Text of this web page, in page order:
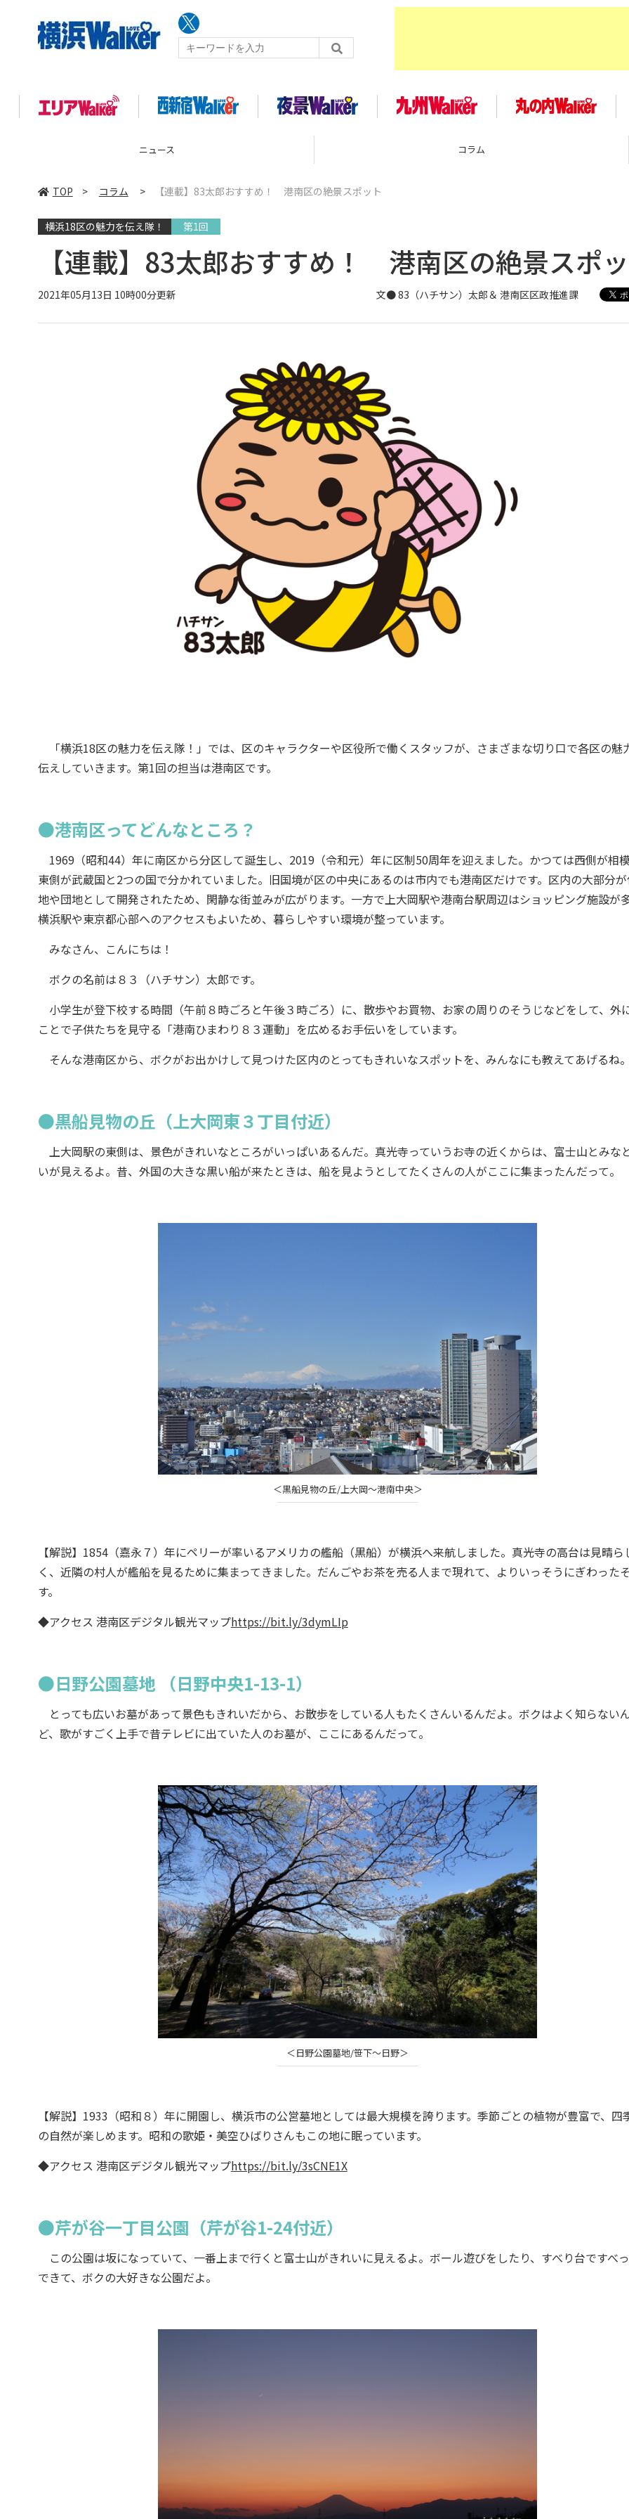
コラム
TOP > コラム > 【連載】83太郎おすすめ！ 港南区の絶景スポット
横浜18区の魅力を伝え隊！ 第1回
【連載】83太郎おすすめ！ 港南区の絶景スポ
2021年05月13日 10時00分更新 文● 83（ハチサン）太郎＆ 港南区区政推進課
「横浜18区の魅力を伝え隊！」では、区のキャラクターや区役所で働くスタッフが、さまざまな切り口で各区の魅
伝えしていきます。第1回の担当は港南区です。
●港南区ってどんなところ？
1969（昭和44）年に南区から分区して誕生し、2019（令和元）年に区制50周年を迎えました。かつては西側が相
東側が武蔵国と2つの国で分かれていました。旧国境が区の中央にあるのは市内でも港南区だけです。区内の大部分
地や団地として開発されたため、閑静な街並みが広がります。一方で上大岡駅や港南台駅周辺はショッピング施設が
横浜駅や東京都心部へのアクセスもよいため、暮らしやすい環境が整っています。
みなさん、こんにちは！
ボクの名前は８３（ハチサン）太郎です。
小学生が登下校する時間（午前８時ごろと午後３時ごろ）に、散歩やお買物、お家の周りのそうじなどをして、外
ことで子供たちを見守る「港南ひまわり８３運動」を広めるお手伝いをしています。
そんな港南区から、ボクがお出かけして見つけた区内のとってもきれいなスポットを、みんなにも教えてあげるね
●黒船見物の丘（上大岡東３丁目付近）
上大岡駅の東側は、景色がきれいなところがいっぱいあるんだ。真光寺っていうお寺の近くからは、富士山とみな
いが見えるよ。昔、外国の大きな黒い船が来たときは、船を見ようとしてたくさんの人がここに集まったんだって。
＜黒船見物の丘/上大岡～港南中央＞
【解説】1854（嘉永７）年にペリーが率いるアメリカの艦船（黒船）が横浜へ来航しました。真光寺の高台は見晴ら
く、近隣の村人が艦船を見るために集まってきました。だんごやお茶を売る人まで現れて、よりいっそうにぎわった
す。
◆アクセス 港南区デジタル観光マップhttps://bit.ly/3dymLIp
●日野公園墓地 （日野中央1-13-1）
とっても広いお墓があって景色もきれいだから、お散歩をしている人もたくさんいるんだよ。ボクはよく知らない
ど、歌がすごく上手で昔テレビに出ていた人のお墓が、ここにあるんだって。
＜日野公園墓地/笹下～日野＞
【解説】1933（昭和８）年に開園し、横浜市の公営墓地としては最大規模を誇ります。季節ごとの植物が豊富で、四
の自然が楽しめます。昭和の歌姫・美空ひばりさんもこの地に眠っています。
◆アクセス 港南区デジタル観光マップhttps://bit.ly/3sCNE1X
●芹が谷一丁目公園（芹が谷1-24付近）
この公園は坂になっていて、一番上まで行くと富士山がきれいに見えるよ。ボール遊びをしたり、すべり台ですべ
できて、ボクの大好きな公園だよ。